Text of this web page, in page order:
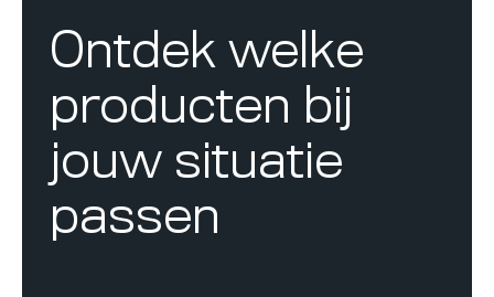
Ontdek welke
producten bij
jouw situatie
passen